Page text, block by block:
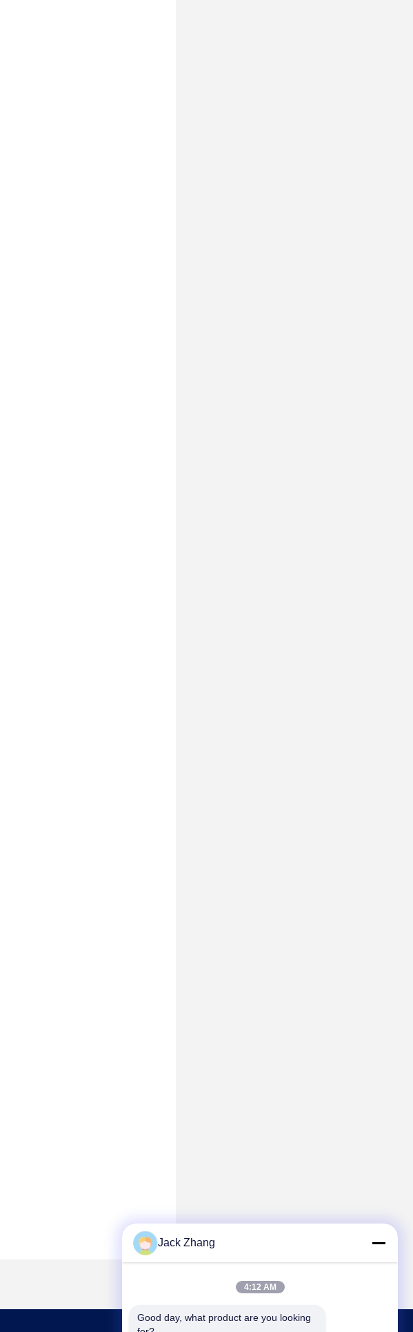
Jack Zhang
4:12 AM
Good day, what product are you looking